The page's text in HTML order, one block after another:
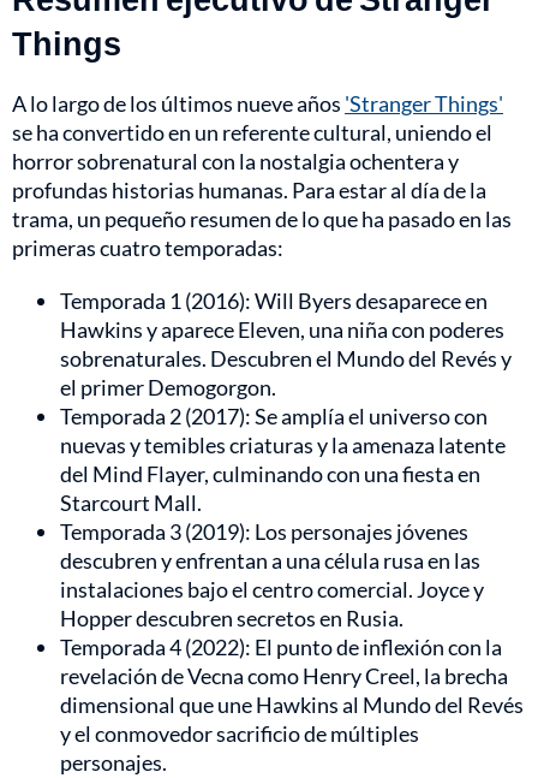
Things
A lo largo de los últimos nueve años 'Stranger Things'
se ha convertido en un referente cultural, uniendo el
horror sobrenatural con la nostalgia ochentera y
profundas historias humanas. Para estar al día de la
trama, un pequeño resumen de lo que ha pasado en las
primeras cuatro temporadas:
Temporada 1 (2016): Will Byers desaparece en
Hawkins y aparece Eleven, una niña con poderes
sobrenaturales. Descubren el Mundo del Revés y
el primer Demogorgon.
Temporada 2 (2017): Se amplía el universo con
nuevas y temibles criaturas y la amenaza latente
del Mind Flayer, culminando con una fiesta en
Starcourt Mall.
Temporada 3 (2019): Los personajes jóvenes
descubren y enfrentan a una célula rusa en las
instalaciones bajo el centro comercial. Joyce y
Hopper descubren secretos en Rusia.
Temporada 4 (2022): El punto de inflexión con la
revelación de Vecna como Henry Creel, la brecha
dimensional que une Hawkins al Mundo del Revés
y el conmovedor sacrificio de múltiples
personajes.